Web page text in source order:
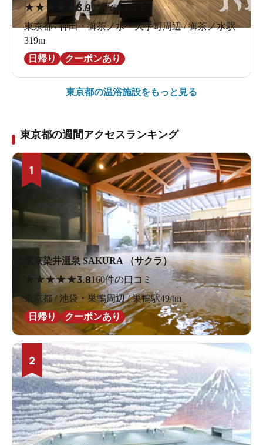
★★★ ★3.995件の口コミ
東京都 / 神田・御茶ノ水・大手町周辺 / 御茶ノ水駅
319m
日帰り
クーポンあり
東京都の温浴施設をもっと見る
東京都の週間アクセスランキング
1
東京染井温泉 SAKURA （サクラ）
★★★★3.8160件の口コミ
東京都 / 池袋・巣鴨周辺 / 巣鴨駅494m
日帰り
クーポンあり
2